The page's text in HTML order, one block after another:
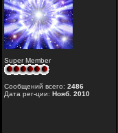
Super Member
Сообщений всего: 2486
Дата рег-ции: Нояб. 2010